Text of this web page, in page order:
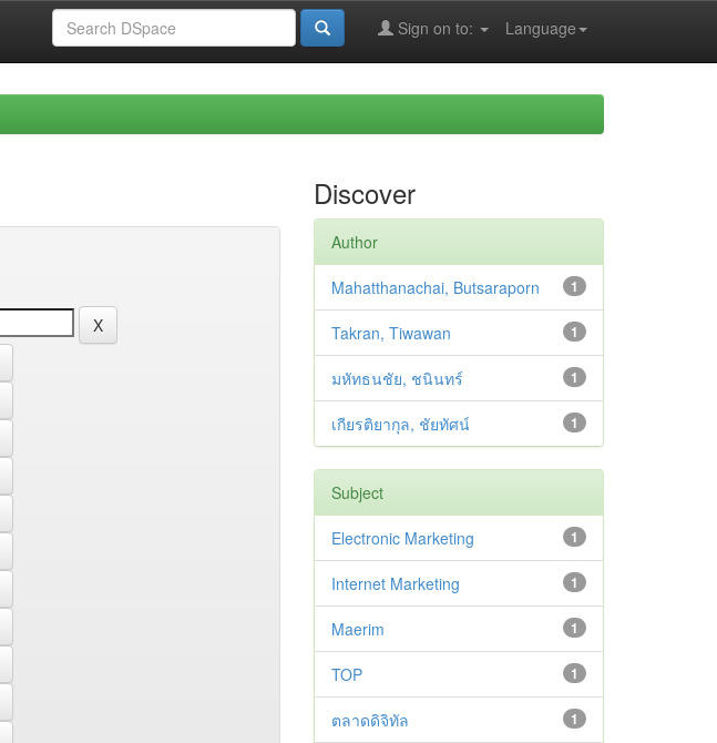
Language
Sign on to:
Discover
Author
1
Mahatthanachai, Butsaraporn
1
Takran, Tiwawan
1
มหัทธนชัย, ชนินทร์
1
เกียรติยากุล, ชัยทัศน์
Subject
1
Electronic Marketing
1
Internet Marketing
1
Maerim
1
TOP
1
ตลาดดิจิทัล